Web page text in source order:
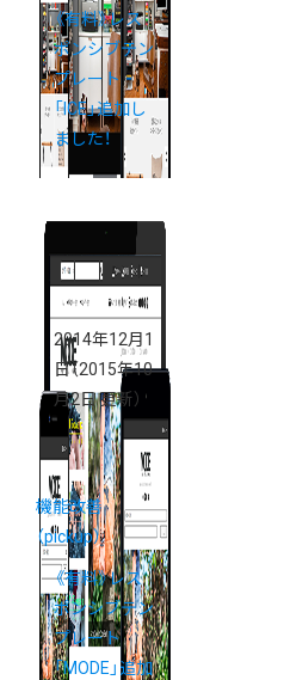
《有料》レス
ポンシブテン
プレート
「ICE」追加し
ました！
2014年12月1
日（2015年10
月2日 更新）
機能改善
（pickup）
《有料》レス
ポンシブテン
プレート
「MODE」追加